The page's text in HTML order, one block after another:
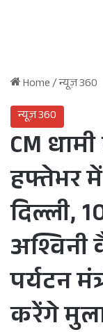
Home/न्यूज़ 360
न्यूज़ 360
CM
हफ्तेभर
दिल्ली,
पर्यटन
करेंगे